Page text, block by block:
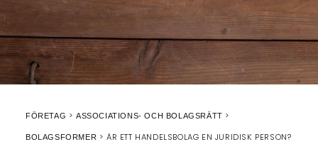
FÖRETAG ASSOCIATIONS- OCH BOLAGSRÄTT
BOLAGSFORMER ÄR ETT HANDELSBOLAG EN JURIDISK PERSON?